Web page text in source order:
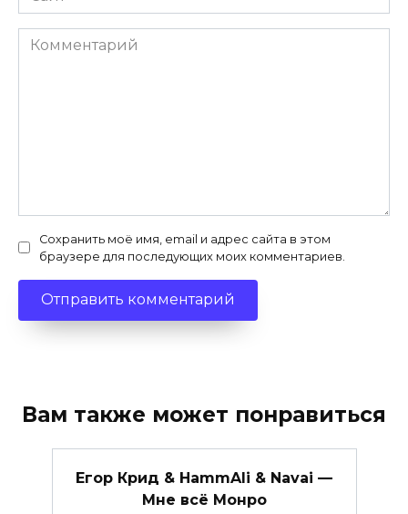
Комментарий
Сохранить моё имя, email и адрес сайта в этом
браузере для последующих моих комментариев.
Вам также может понравиться
Егор Крид & HammAli & Navai —
Мне всё Монро